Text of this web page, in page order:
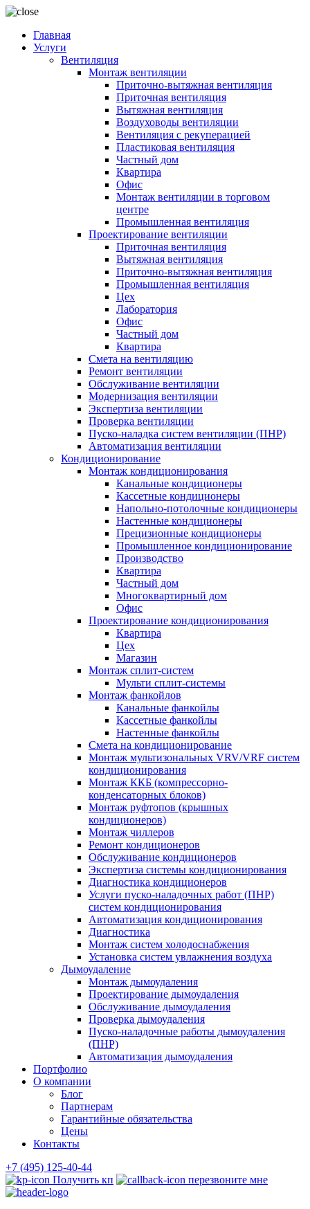
Главная
Услуги
Вентиляция
Монтаж вентиляции
Приточно-вытяжная вентиляция
Приточная вентиляция
Вытяжная вентиляция
Воздуховоды вентиляции
Вентиляция с рекуперацией
Пластиковая вентиляция
Частный дом
Квартира
Офис
Монтаж вентиляции в торговом
центре
Промышленная вентиляция
Проектирование вентиляции
Приточная вентиляция
Вытяжная вентиляция
Приточно-вытяжная вентиляция
Промышленная вентиляция
Цех
Лаборатория
Офис
Частный дом
Квартира
Смета на вентиляцию
Ремонт вентиляции
Обслуживание вентиляции
Модернизация вентиляции
Экспертиза вентиляции
Проверка вентиляции
Пуско-наладка систем вентиляции (ПНР)
Автоматизация вентиляции
Кондиционирование
Монтаж кондиционирования
Канальные кондиционеры
Кассетные кондиционеры
Напольно-потолочные кондиционеры
Настенные кондиционеры
Прецизионные кондиционеры
Промышленное кондиционирование
Производство
Квартира
Частный дом
Многоквартирный дом
Офис
Проектирование кондиционирования
Квартира
Цех
Магазин
Монтаж сплит-систем
Мульти сплит-системы
Монтаж фанкойлов
Канальные фанкойлы
Кассетные фанкойлы
Настенные фанкойлы
Смета на кондиционирование
Монтаж мультизональных VRV/VRF систем
кондиционирования
Монтаж ККБ (компрессорно-
конденсаторных блоков)
Монтаж руфтопов (крышных
кондиционеров)
Монтаж чиллеров
Ремонт кондиционеров
Обслуживание кондиционеров
Экспертиза системы кондиционирования
Диагностика кондиционеров
Услуги пуско-наладочных работ (ПНР)
систем кондиционирования
Автоматизация кондиционирования
Диагностика
Монтаж систем холодоснабжения
Установка систем увлажнения воздуха
Дымоудаление
Монтаж дымоудаления
Проектирование дымоудаления
Обслуживание дымоудаления
Проверка дымоудаления
Пуско-наладочные работы дымоудаления
(ПНР)
Автоматизация дымоудаления
Портфолио
О компании
Блог
Партнерам
Гарантийные обязательства
Цены
Контакты
+7 (495) 125-40-44
Получить кп
перезвоните мне